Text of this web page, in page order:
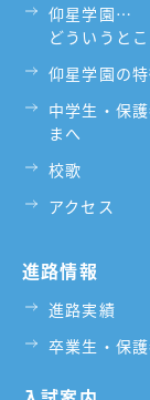
仰星学園⋯
どういうと
仰星学園の
中学生・保
まへ
校歌
アクセス
進路情報
進路実績
卒業生・保